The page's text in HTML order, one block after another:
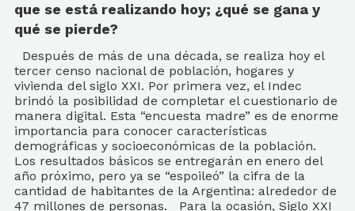
que se está realizando hoy; ¿qué se gana y
qué se pierde?
Después de más de una década, se realiza hoy el
tercer censo nacional de población, hogares y
vivienda del siglo XXI. Por primera vez, el Indec
brindó la posibilidad de completar el cuestionario de
manera digital. Esta “encuesta madre” es de enorme
importancia para conocer características
demográficas y socioeconómicas de la población.
Los resultados básicos se entregarán en enero del
año próximo, pero ya se “espoileó” la cifra de la
cantidad de habitantes de la Argentina: alrededor de
47 millones de personas. Para la ocasión, Siglo XXI